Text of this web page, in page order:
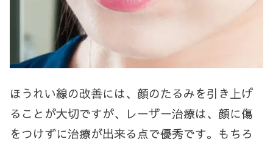
ほうれい線の改善には、顔のたるみを引き上げ
ることが大切ですが、レーザー治療は、顔に傷
をつけずに治療が出来る点で優秀です。もちろ